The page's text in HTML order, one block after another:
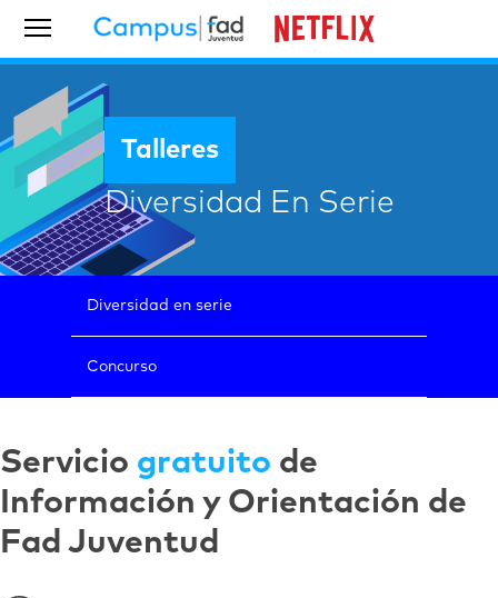
Talleres
Diversidad En Serie
Diversidad en serie
Concurso
Servicio gratuito de
Información y Orientación de
Fad Juventud